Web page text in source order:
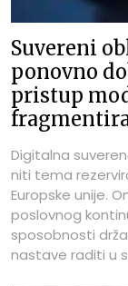
Suvereni
ponovno
pristup
Digitalna
niti tema
Europske unije.
poslovnog
sposobnosti
nastave raditi u